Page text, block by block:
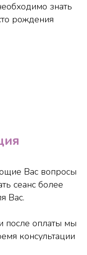
знать
рождения
Вас вопросы
сеанс более
Вас.
после оплаты мы
консультации